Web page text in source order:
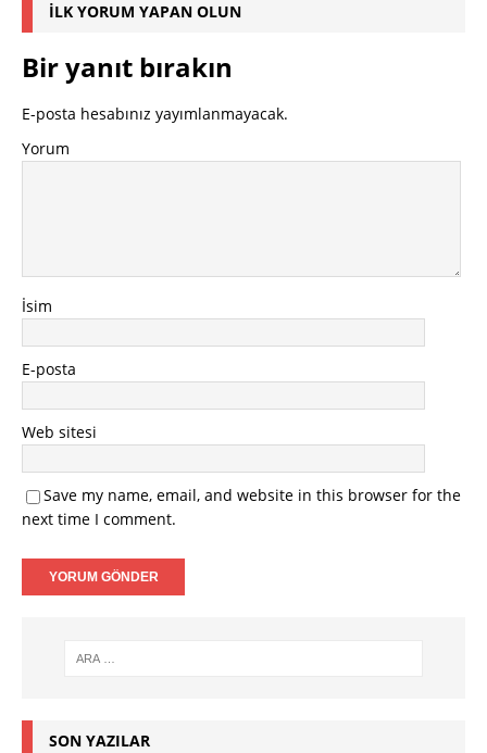
İLK YORUM YAPAN OLUN
Bir yanıt bırakın
E-posta hesabınız yayımlanmayacak.
Yorum
İsim
E-posta
Web sitesi
Save my name, email, and website in this browser for the
next time I comment.
SON YAZILAR